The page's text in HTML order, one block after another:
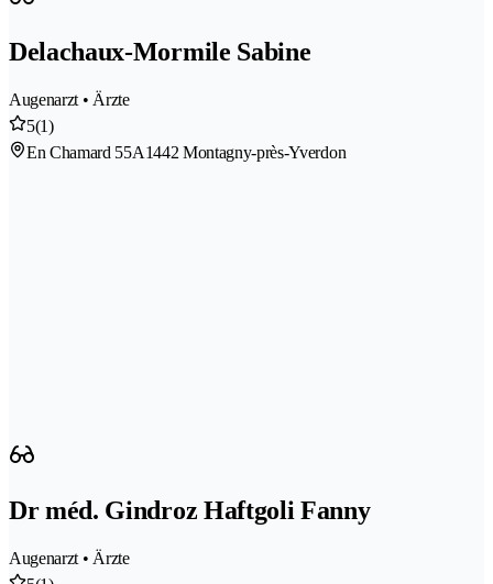
Delachaux-Mormile Sabine
Augenarzt • Ärzte
5(1)
En Chamard 55A1442 Montagny-près-Yverdon
Dr méd. Gindroz Haftgoli Fanny
Augenarzt • Ärzte